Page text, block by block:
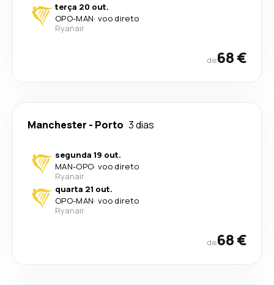
terça 20 out.
OPO-MAN· voo direto
Ryanair
de68 €
Manchester - Porto 3 dias
segunda 19 out.
MAN-OPO· voo direto
Ryanair
quarta 21 out.
OPO-MAN· voo direto
Ryanair
de68 €